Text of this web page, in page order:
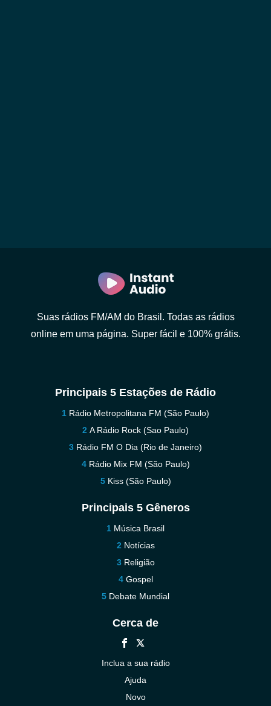
Suas rádios FM/AM do Brasil. Todas as rádios
online em uma página. Super fácil e 100% grátis.
Principais 5 Estações de Rádio
Rádio Metropolitana FM (São Paulo)
A Rádio Rock (Sao Paulo)
Rádio FM O Dia (Rio de Janeiro)
Rádio Mix FM (São Paulo)
Kiss (São Paulo)
Principais 5 Gêneros
Música Brasil
Notícias
Religião
Gospel
Debate Mundial
Cerca de
Inclua a sua rádio
Ajuda
Novo